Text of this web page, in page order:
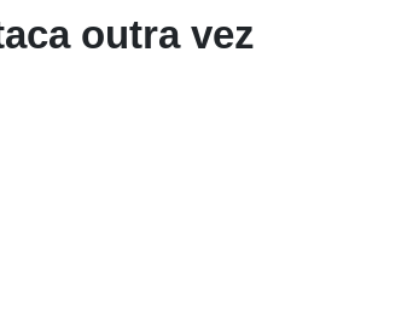
outra vez